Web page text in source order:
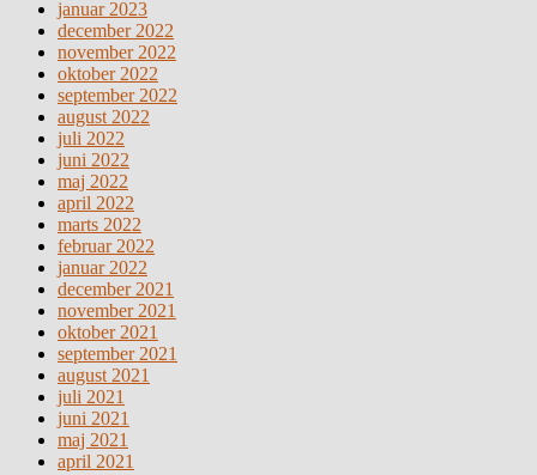
januar 2023
december 2022
november 2022
oktober 2022
september 2022
august 2022
juli 2022
juni 2022
maj 2022
april 2022
marts 2022
februar 2022
januar 2022
december 2021
november 2021
oktober 2021
september 2021
august 2021
juli 2021
juni 2021
maj 2021
april 2021